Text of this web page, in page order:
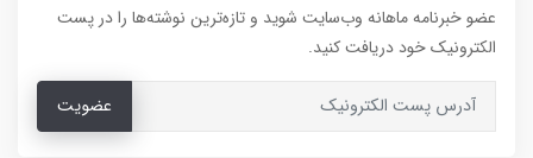
عضو خبرنامه ماهانه وب‌سایت شوید و تازه‌ترین نوشته‌ها را در پست
الکترونیک خود دریافت کنید.
عضویت